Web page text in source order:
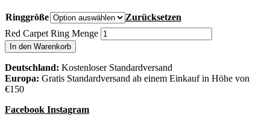
Ringgröße
Zurücksetzen
Red Carpet Ring Menge
In den Warenkorb
Deutschland: Kostenloser Standardversand
Europa: Gratis Standardversand ab einem Einkauf in Höhe von
€150
Facebook Instagram